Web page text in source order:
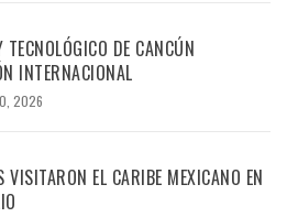
DE CANCÚN
INTERNACIONAL
2026
EL CARIBE MEXICANO EN